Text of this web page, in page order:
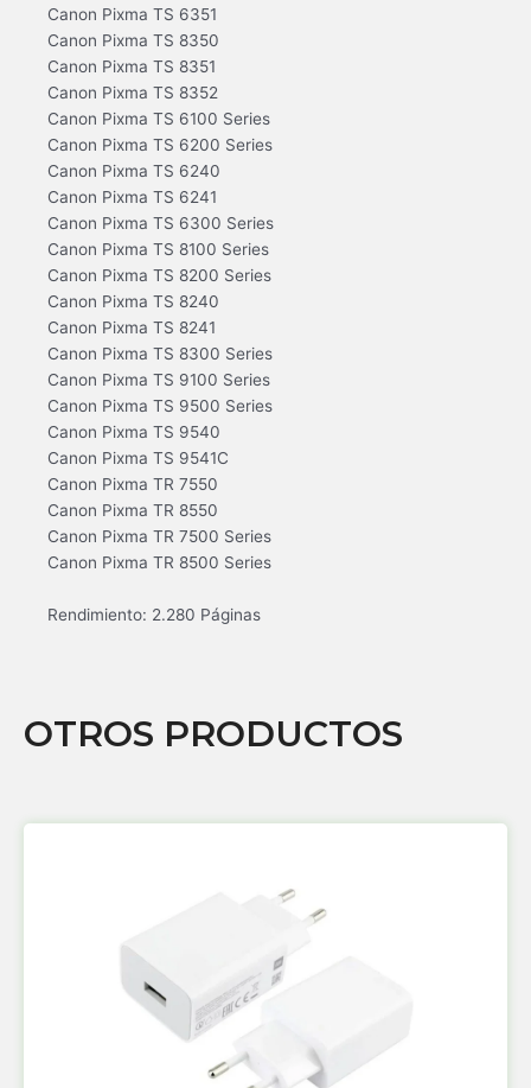
Canon Pixma TS 6351
Canon Pixma TS 8350
Canon Pixma TS 8351
Canon Pixma TS 8352
Canon Pixma TS 6100 Series
Canon Pixma TS 6200 Series
Canon Pixma TS 6240
Canon Pixma TS 6241
Canon Pixma TS 6300 Series
Canon Pixma TS 8100 Series
Canon Pixma TS 8200 Series
Canon Pixma TS 8240
Canon Pixma TS 8241
Canon Pixma TS 8300 Series
Canon Pixma TS 9100 Series
Canon Pixma TS 9500 Series
Canon Pixma TS 9540
Canon Pixma TS 9541C
Canon Pixma TR 7550
Canon Pixma TR 8550
Canon Pixma TR 7500 Series
Canon Pixma TR 8500 Series
Rendimiento: 2.280 Páginas
OTROS PRODUCTOS